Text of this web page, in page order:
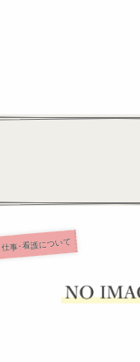
仕事･看護について